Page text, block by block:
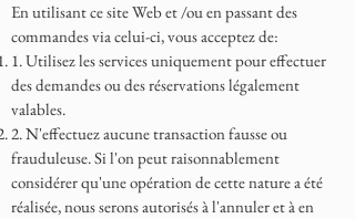
En utilisant ce site Web et /ou en passant des
commandes via celui-ci, vous acceptez de:
1. Utilisez les services uniquement pour effectuer
des demandes ou des réservations légalement
valables.
2. N'effectuez aucune transaction fausse ou
frauduleuse. Si l'on peut raisonnablement
considérer qu'une opération de cette nature a été
réalisée, nous serons autorisés à l'annuler et à en